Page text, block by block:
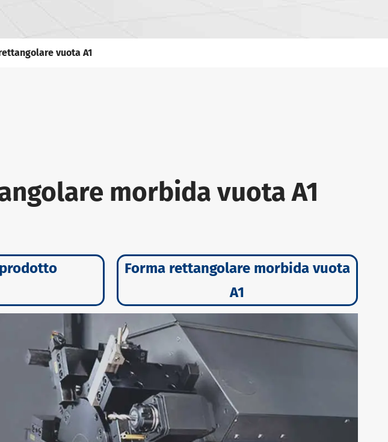
vuota A1
morbida vuota A1
Forma rettangolare morbida vuota
A1